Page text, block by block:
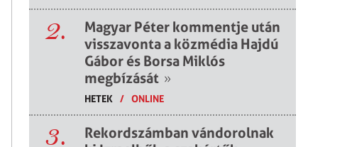
2.
Magyar Péter kommentje után
visszavonta a közmédia Hajdú
Gábor és Borsa Miklós
megbízását »
HETEK / ONLINE
3.
Rekordszámban vándorolnak